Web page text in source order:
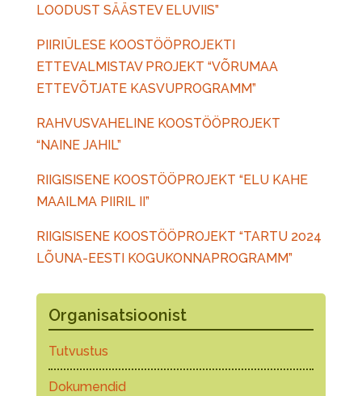
LOODUST SÄÄSTEV ELUVIIS”
PIIRIÜLESE KOOSTÖÖPROJEKTI
ETTEVALMISTAV PROJEKT “VÕRUMAA
ETTEVÕTJATE KASVUPROGRAMM”
RAHVUSVAHELINE KOOSTÖÖPROJEKT
“NAINE JAHIL”
RIIGISISENE KOOSTÖÖPROJEKT “ELU KAHE
MAAILMA PIIRIL II”
RIIGISISENE KOOSTÖÖPROJEKT “TARTU 2024
LÕUNA-EESTI KOGUKONNAPROGRAMM”
Organisatsioonist
Tutvustus
Dokumendid